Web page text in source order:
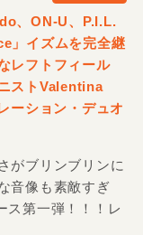
、ON-U、P.I.L.
」イズムを完全継
レフトフィール
ストValentina
ーション・デュオ
がブリンブリンに
音像も素敵すぎ
ス第一弾！！！レ